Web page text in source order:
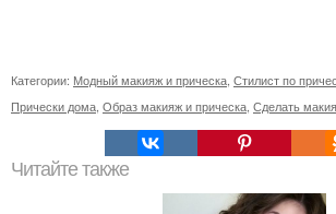
Категории: Модный макияж и прическа Стилист по
Прически дома Образ макияж и прическа Сделать
Читайте также